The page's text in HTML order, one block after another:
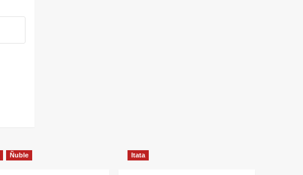
Ñuble Itata